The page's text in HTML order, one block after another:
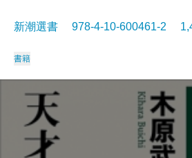
新潮選書 978-4-10-600461-2
書籍